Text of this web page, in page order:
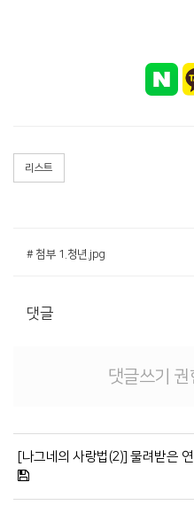
리스트
# 첨부 1.청년.jpg
댓글
댓글쓰기
[나그네의 사랑법(2)] 물려받은